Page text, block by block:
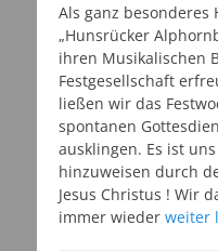
Als ganz
„Hunsrücker
ihren Musikalischen
Festgesellschaft
ließen wir das
spontanen
ausklingen. Es ist
hinzuweisen durch
Jesus Christus ! Wir
immer wieder weiter